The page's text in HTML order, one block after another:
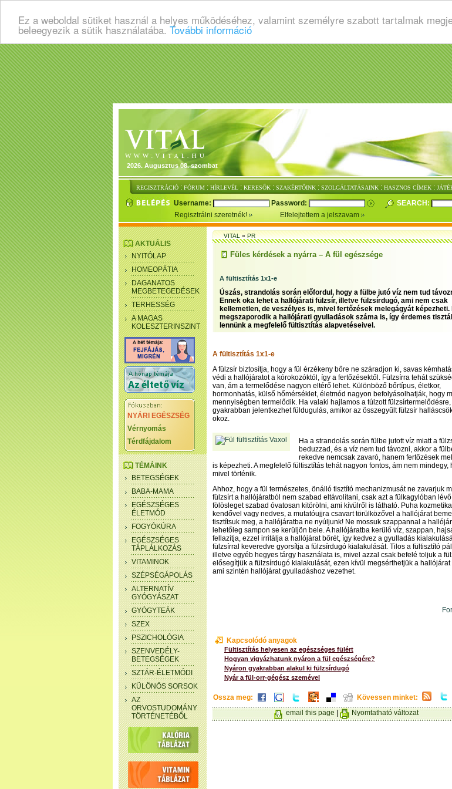
Ez a weboldal sütiket használ a helyes működéséhez, valamint személyre szabott tartalmak
beleegyezik a sütik használatába. További információ
2026. Augusztus 08. szombat
REGISZTRÁCIÓ : FÓRUM : HÍRLEVÉL : KERESŐK : SZAKÉRTŐINK : SZOLGÁLTATÁSAINK : HASZNOS CÍMEK :
Username: Password:
SEARCH:
Regisztrálni szeretnék!
Elfelejtettem a jelszavam
AKTUÁLIS
NYITÓLAP
HOMEOPÁTIA
DAGANATOS
MEGBETEGEDÉSEK
TERHESSÉG
A MAGAS
KOLESZTERINSZINT
NYÁRI EGÉSZSÉG
Vérnyomás
Térdfájdalom
TÉMÁINK
BETEGSÉGEK
BABA-MAMA
EGÉSZSÉGES
ÉLETMÓD
FOGYÓKÚRA
EGÉSZSÉGES
TÁPLÁLKOZÁS
VITAMINOK
SZÉPSÉGÁPOLÁS
ALTERNATÍV
GYÓGYÁSZAT
GYÓGYTEÁK
SZEX
PSZICHOLÓGIA
SZENVEDÉLY-
BETEGSÉGEK
SZTÁR-ÉLETMÓDI
KÜLÖNÖS SORSOK
AZ
ORVOSTUDOMÁNY
TÖRTÉNETÉBŐL
VITAL»PR
Füles kérdések a nyárra – A fül egészsége
A fültisztítás 1x1-e
Úszás, strandolás során előfordul, hogy a fülbe jutó víz nem tud
Ennek oka lehet a hallójárati fülzsír, illetve fülzsírdugó, ami nem csak
kellemetlen, de veszélyes is, mivel fertőzések melegágyát képezheti.
megszaporodik a hallójárati gyulladások száma is, így érdemes
lennünk a megfelelő fültisztítás alapvetéseivel.
A fültisztítás 1x1-e
A fülzsír biztosítja, hogy a fül érzékeny bőre ne száradjon ki, savas
védi a hallójáratot a kórokozóktól, így a fertőzésektől. Fülzsírra tehát
van, ám a termelődése nagyon eltérő lehet. Különböző bőrtípus, életkor,
hormonhatás, külső hőmérséklet, életmód nagyon befolyásolhatják, hogy
mennyiségben termelődik. Ha valaki hajlamos a túlzott
gyakrabban jelentkezhet füldugulás, amikor az összegyűlt fülzsír
okoz.
Ha a strandolás során fülbe jutott víz miatt a
beduzzad, és a víz nem tud távozni, akkor a
rekedve nemcsak zavaró, hanem fertőzések
is képezheti. A megfelelő fültisztítás tehát nagyon fontos, ám nem mindegy,
mivel történik.
Ahhoz, hogy a fül természetes, önálló tisztító mechanizmusát ne zavarjuk
fülzsírt a hallójáratból nem szabad eltávolítani, csak azt a fülkagylóban lévő
fölösleget szabad óvatosan kitörölni, ami kívülről is látható. Puha
kendővel vagy nedves, a mutatóujjra csavart törülközővel a hallójárat
tisztítsuk meg, a hallójáratba ne nyúljunk! Ne mossuk szappannal a
lehetőleg sampon se kerüljön bele. A hallójáratba kerülő víz, szappan,
fellazítja, ezzel irritálja a hallójárat bőrét, így kedvez a gyulladás
fülzsírral keveredve gyorsítja a fülzsírdugó kialakulását. Tilos a fültisztító
illetve egyéb hegyes tárgy használata is, mivel azzal csak befelé toljuk a
elősegítjük a fülzsírdugó kialakulását, ezen kívül megsérthetjük a hallójárat
ami szintén hallójárat gyulladáshoz vezethet.
Kapcsolódó anyagok
Fültisztítás helyesen az egészséges fülért
Hogyan vigyázhatunk nyáron a fül egészségére?
Nyáron gyakrabban alakul ki fülzsírdugó
Nyár a fül-orr-gégész szemével
Ossza meg:
Kövessen minket:
email this page
Nyomtatható változat